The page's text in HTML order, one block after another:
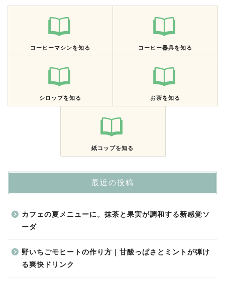
コーヒーマシンを知る コーヒー器具を知る
シロップを知る お茶を知る
紙コップを知る
最近の投稿
カフェの夏メニューに。抹茶と果実が調和する新感覚ソ
ーダ
野いちごモヒートの作り方｜甘酸っぱさとミントが弾け
る爽快ドリンク